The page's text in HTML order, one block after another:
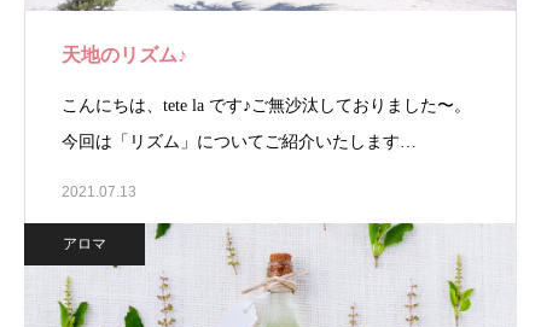
天地のリズム♪
こんにちは、tete la です♪ご無沙汰しておりました〜。
今回は「リズム」についてご紹介いたします…
2021.07.13
アロマ